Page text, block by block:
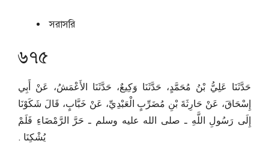
সরাসরি
৬৭৫
حَدَّثَنَا عَلِيُّ بْنُ مُحَمَّدٍ، حَدَّثَنَا وَكِيعٌ، حَدَّثَنَا الأَعْمَشُ، عَنْ أَبِي
إِسْحَاقَ، عَنْ حَارِثَةَ بْنِ مُضَرِّبٍ الْعَبْدِيِّ، عَنْ خَبَّابٍ، قَالَ شَكَوْنَا
إِلَى رَسُولِ اللَّهِ ـ صلى الله عليه وسلم ـ حَرَّ الرَّمْضَاءِ فَلَمْ
يُشْكِنَا ‏.‏